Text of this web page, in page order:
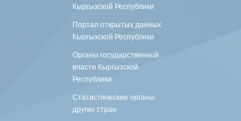
Кыргызской Республики
Портал открытых данных
Кыргызской Республики
Органы государственной
власти Кыргызской
Республики
Статистические органы
других стран